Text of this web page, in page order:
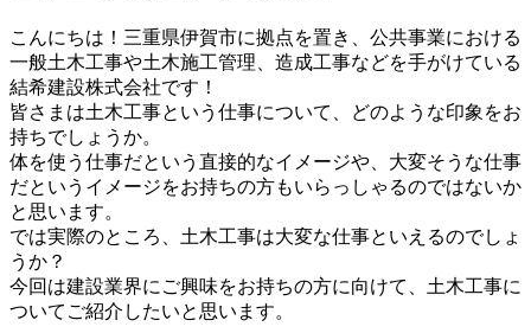
こんにちは！三重県伊賀市に拠点を置き、公共事業における
一般土木工事や土木施工管理、造成工事などを手がけている
結希建設株式会社です！
皆さまは土木工事という仕事について、どのような印象をお
持ちでしょうか。
体を使う仕事だという直接的なイメージや、大変そうな仕事
だというイメージをお持ちの方もいらっしゃるのではないか
と思います。
では実際のところ、土木工事は大変な仕事といえるのでしょ
うか？
今回は建設業界にご興味をお持ちの方に向けて、土木工事に
ついてご紹介したいと思います。